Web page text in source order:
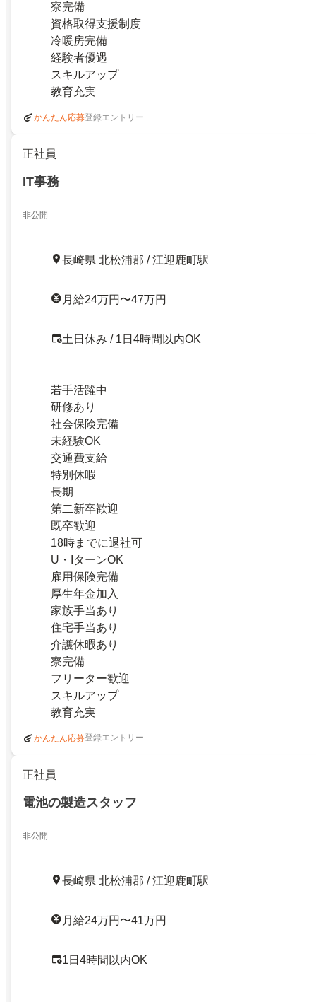
寮完備
資格取得支援制度
冷暖房完備
経験者優遇
スキルアップ
教育充実
かんたん応募登録エントリー
正社員
IT事務
非公開
長崎県 北松浦郡 / 江迎鹿町駅
月給24万円〜47万円
土日休み / 1日4時間以内OK
若手活躍中
研修あり
社会保険完備
未経験OK
交通費支給
特別休暇
長期
第二新卒歓迎
既卒歓迎
18時までに退社可
U・IターンOK
雇用保険完備
厚生年金加入
家族手当あり
住宅手当あり
介護休暇あり
寮完備
フリーター歓迎
スキルアップ
教育充実
かんたん応募登録エントリー
正社員
電池の製造スタッフ
非公開
長崎県 北松浦郡 / 江迎鹿町駅
月給24万円〜41万円
1日4時間以内OK